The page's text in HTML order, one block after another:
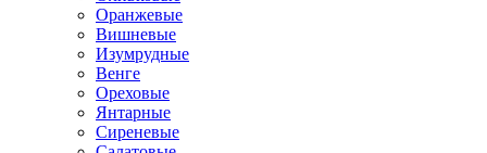
Оранжевые
Вишневые
Изумрудные
Венге
Ореховые
Янтарные
Сиреневые